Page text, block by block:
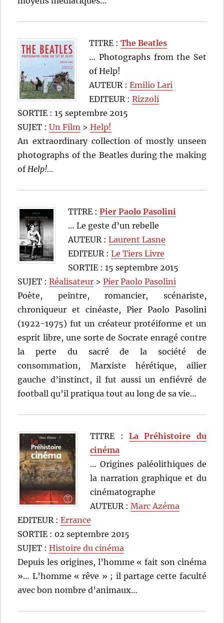
TITRE :The Beatles
… Photographs from the Set
of Help!
AUTEUR :Emilio Lari
EDITEUR :Rizzoli
SORTIE : 15 septembre 2015
SUJET :Un Film >Help!
An extraordinary collection of mostly unseen
photographs of the Beatles during the making
ofHelp!…
TITRE :Pier Paolo Pasolini
… Le geste d’un rebelle
AUTEUR :Laurent Lasne
EDITEUR :Le Tiers Livre
SORTIE : 15 septembre 2015
SUJET :Réalisateur >Pier Paolo Pasolini
Poète, peintre, romancier, scénariste,
chroniqueur et cinéaste, Pier Paolo Pasolini
(1922-1975) fut un créateur protéiforme et un
esprit libre, une sorte de Socrate enragé contre
la perte du sacré de la société de
consommation, Marxiste hérétique, ailier
gauche d’instinct, il fut aussi un enfiévré de
football qu’il pratiqua tout au long de sa vie…
TITRE : La Préhistoire du
cinéma
… Origines paléolithiques de
la narration graphique et du
cinématographe
AUTEUR :Marc Azéma
EDITEUR :Errance
SORTIE : 02 septembre 2015
SUJET :Histoire du cinéma
Depuis les origines, l’homme « fait son cinéma
»… L’homme « rêve » ; il partage cette faculté
avec bon nombre d’animaux…